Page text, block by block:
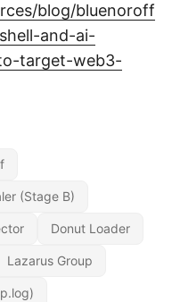
blog/bluenoroff
and-ai-
target-web3-
(Stage B)
Donut Loader
Lazarus Group